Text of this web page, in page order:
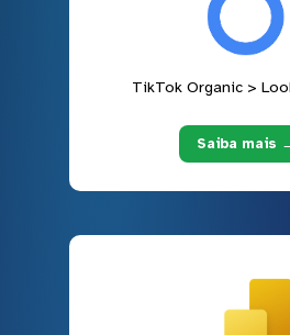
TikTok Organic >
Saiba mais